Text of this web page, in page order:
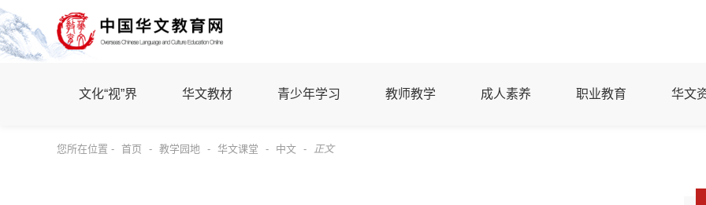
文化“视”界 华文教材 青少年学习 教师教学 成人素养 职业教育 华文
您所在位置 - 首页 - 教学园地 - 华文课堂 - 中文 - 正文